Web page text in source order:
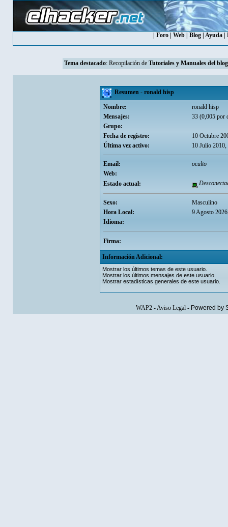
Foro Web Blog Ayuda
Tema destacado: Recopilación de Tutoriales y Manuales del blog
Resumen - ronald hisp
Nombre:
ronald hisp
Mensajes:
33 (0,005 por
Grupo:
Fecha de registro:
10 Octubre
Última vez activo:
10 Julio 2010,
Email:
oculto
Web:
Estado actual:
Sexo:
Masculino
Hora Local:
9 Agosto
Idioma:
Firma:
Información Adicional:
Mostrar los últimos temas de este usuario.
Mostrar los últimos mensajes de este usuario.
Mostrar estadísticas generales de este usuario.
WAP2-Aviso Legal- Powered by